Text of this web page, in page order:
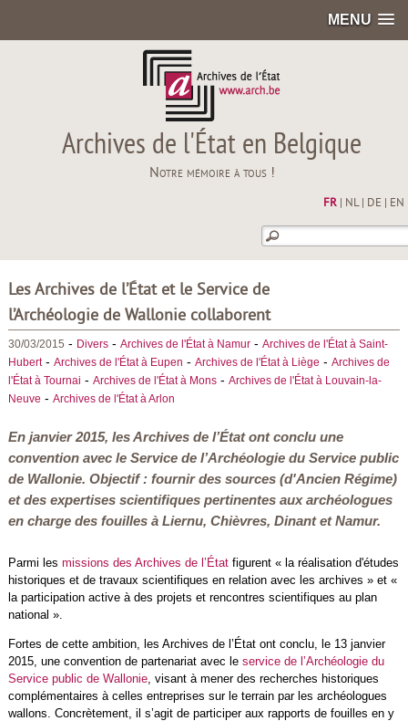
MENU
Archives de l'État en Belgique
Notre mémoire à tous !
FR| NL| DE EN
Les Archives de l’État et le Service de
l’Archéologie de Wallonie collaborent
30/03/2015 - Divers- Archives de l'État à Namur- Archives de l'État à Saint-
Hubert- Archives de l'État à Eupen - Archives de l'État à Liège - Archives de
l'État à Tournai - Archives de l'État à Mons- Archives de l'État à Louvain-la-
Neuve - Archives de l'État à Arlon
En janvier 2015, les Archives de l’État ont conclu une
convention avec le Service de l’Archéologie du Service public
de Wallonie. Objectif : fournir des sources (d'Ancien Régime)
et des expertises scientifiques pertinentes aux archéologues
en charge des fouilles à Liernu, Chièvres, Dinant et Namur.
Parmi les missions des Archives de l’Étatfigurent « la réalisation d'études
historiques et de travaux scientifiques en relation avec les archives » et «
la participation active à des projets et rencontres scientifiques au plan
national ».
Fortes de cette ambition, les Archives de l’État ont conclu, le 13 janvier
2015, une convention de partenariat avec le service de l’Archéologie du
Service public de Wallonie, visant à mener des recherches historiques
complémentaires à celles entreprises sur le terrain par les archéologues
wallons. Concrètement, il s’agit de participer aux rapports de fouilles en y